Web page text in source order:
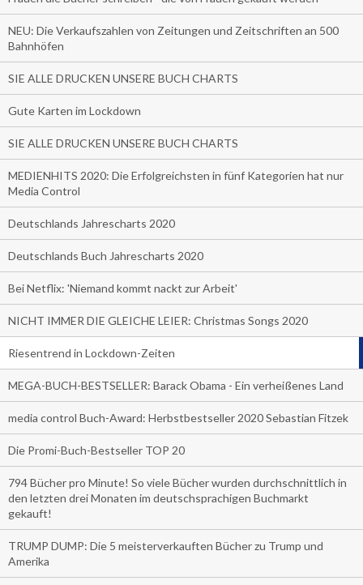
NEU: Die Verkaufszahlen von Zeitungen und Zeitschriften an 500
Bahnhöfen
SIE ALLE DRUCKEN UNSERE BUCH CHARTS
Gute Karten im Lockdown
SIE ALLE DRUCKEN UNSERE BUCH CHARTS
MEDIENHITS 2020: Die Erfolgreichsten in fünf Kategorien hat nur
Media Control
Deutschlands Jahrescharts 2020
Deutschlands Buch Jahrescharts 2020
Bei Netflix: 'Niemand kommt nackt zur Arbeit'
NICHT IMMER DIE GLEICHE LEIER: Christmas Songs 2020
Riesentrend in Lockdown-Zeiten
MEGA-BUCH-BESTSELLER: Barack Obama - Ein verheißenes Land
media control Buch-Award: Herbstbestseller 2020 Sebastian Fitzek
Die Promi-Buch-Bestseller TOP 20
794 Bücher pro Minute! So viele Bücher wurden durchschnittlich in
den letzten drei Monaten im deutschsprachigen Buchmarkt
gekauft!
TRUMP DUMP: Die 5 meisterverkauften Bücher zu Trump und
Amerika